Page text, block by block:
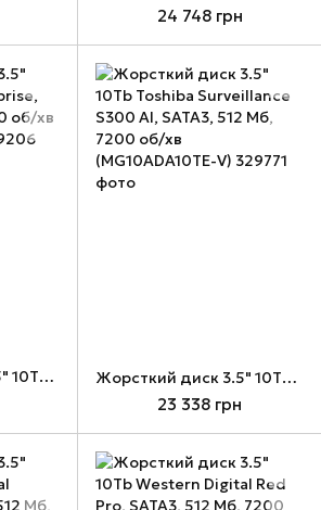
24 748 грн
Жорсткий диск 3.5" 10Tb Toshiba Enterprise, SATA3, 512 Мб, 7200 об/хв (MG10ADA10TE) Жорсткий диск 3.5" 10Tb Toshiba Surveillance S300 AI, SATA3, 512 Мб, 7200 об/хв (MG10ADA10TE-V)
23 338 грн